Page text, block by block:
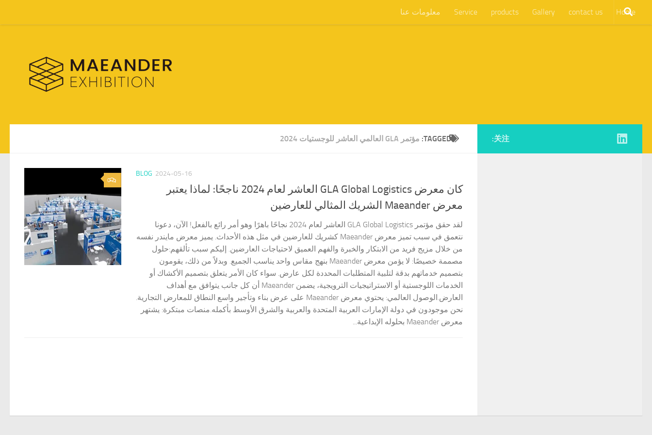
Home
contact us
Gallery
products
Service معلومات عنا
TAGGED: مؤتمر GLA العالمي العاشر للوجستيات 2024
0
BLOG 2024-05-16
كان معرض GLA Global Logistics العاشر لعام 2024 ناجحًا: لماذا يعتبر
معرض Maeander الشريك المثالي للعارضين
لقد حقق مؤتمر GLA Global Logistics العاشر لعام 2024 نجاحًا باهرًا وهو أمر رائع بالفعل! الآن، دعونا
نتعمق في سبب تميز معرض Maeander كشريك للعارضين في مثل هذه الأحداث. يميز معرض مايندر نفسه
من خلال مزيج فريد من الابتكار والخبرة والفهم العميق لاحتياجات العارضين. إليكم سبب تألقهم:حلول
مصممة خصيصًا: لا يؤمن معرض Maeander بنهج مقاس واحد يناسب الجميع. وبدلاً من ذلك، يقومون
بتصميم خدماتهم بدقة لتلبية المتطلبات المحددة لكل عارض. سواء كان الأمر يتعلق بتصميم الأكشاك أو
الخدمات اللوجستية أو الاستراتيجيات الترويجية، يضمن Maeander أن كل جانب يتوافق مع أهداف
العارض.الوصول العالمي: يحتوي معرض Maeander على عرض بناء وتأجير واسع النطاق للمعارض التجارية.
نحن موجودون في دولة الإمارات العربية المتحدة والعربية والشرق الأوسط بأكمله.منصات مبتكرة: يشتهر
معرض Maeander بحلوله الإبداعية...
关注: